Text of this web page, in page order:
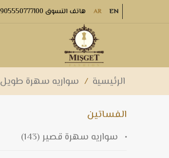
AR EN هاتف التسوق 00905550777100
الرئيسية / سواريه سهرة طويل
الفساتين
سواريه سهرة قصير (143)